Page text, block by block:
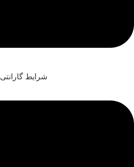
شرایط گارانتی